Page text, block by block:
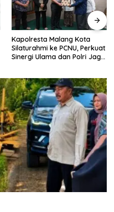
Kapolresta Malang Kota
Silaturahmi ke PCNU, Perkuat
Sinergi Ulama dan Polri Jaga